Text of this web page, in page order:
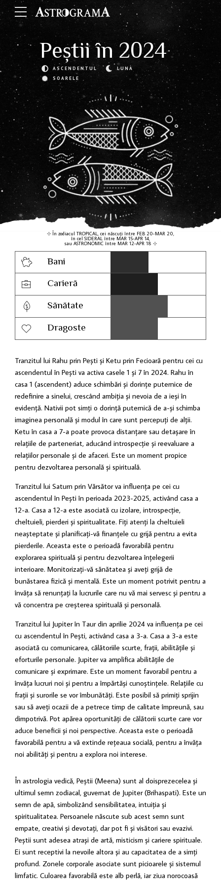
Peștii în 2024
ASCENDENTUL
LUNA
SOARELE
⊹ În zodiacul TROPICAL, cei născuți între FEB 20-MAR 20,
în cel SIDERAL între MAR 15-APR 14,
sau ASTRONOMIC între MAR 12-APR 18 ⊹
Bani
Carieră
Sănătate
Dragoste
Tranzitul lui Rahu prin Pești și Ketu prin Fecioară pentru cei cu
ascendentul în Pești va activa casele 1 și 7 în 2024. Rahu în
casa 1 (ascendent) aduce schimbări și dorințe puternice de
redefinire a sinelui, crescând ambiția și nevoia de a ieși în
evidență. Nativii pot simți o dorință puternică de a-și schimba
imaginea personală și modul în care sunt percepuți de alții.
Ketu în casa a 7-a poate provoca distanțare sau detașare în
relațiile de parteneriat, aducând introspecție și reevaluare a
relațiilor personale și de afaceri. Este un moment propice
pentru dezvoltarea personală și spirituală.
Tranzitul lui Saturn prin Vărsător va influența pe cei cu
ascendentul în Pești în perioada 2023-2025, activând casa a
12-a. Casa a 12-a este asociată cu izolare, introspecție,
cheltuieli, pierderi și spiritualitate. Fiți atenți la cheltuieli
neașteptate și planificați-vă finanțele cu grijă pentru a evita
pierderile. Aceasta este o perioadă favorabilă pentru
explorarea spirituală și pentru dezvoltarea înțelegerii
interioare. Monitorizați-vă sănătatea și aveți grijă de
bunăstarea fizică și mentală. Este un moment potrivit pentru a
învăța să renunțați la lucrurile care nu vă mai servesc și pentru a
vă concentra pe creșterea spirituală și personală.
Tranzitul lui Jupiter în Taur din aprilie 2024 va influența pe cei
cu ascendentul în Pești, activând casa a 3-a. Casa a 3-a este
asociată cu comunicarea, călătoriile scurte, frații, abilitățile și
eforturile personale. Jupiter va amplifica abilitățile de
comunicare și exprimare. Este un moment favorabil pentru a
învăța lucruri noi și pentru a împărtăși cunoștințele. Relațiile cu
frații și surorile se vor îmbunătăți. Este posibil să primiți sprijin
sau să aveți ocazii de a petrece timp de calitate împreună, sau
dimpotrivă. Pot apărea oportunități de călătorii scurte care vor
aduce beneficii și noi perspective. Aceasta este o perioadă
favorabilă pentru a vă extinde rețeaua socială, pentru a învăța
noi abilități și pentru a explora noi interese.
În astrologia vedică, Peștii (Meena) sunt al doisprezecelea și
ultimul semn zodiacal, guvernat de Jupiter (Brihaspati). Este un
semn de apă, simbolizând sensibilitatea, intuiția și
spiritualitatea. Persoanele născute sub acest semn sunt
empate, creativi și devotați, dar pot fi și visători sau evazivi.
Peștii sunt adesea atrași de artă, misticism și cariere spirituale.
Ei sunt receptivi la nevoile altora și au capacitatea de a simți
profund. Zonele corporale asociate sunt picioarele și sistemul
limfatic. Culoarea favorabilă este alb perlă, iar ziua norocoasă